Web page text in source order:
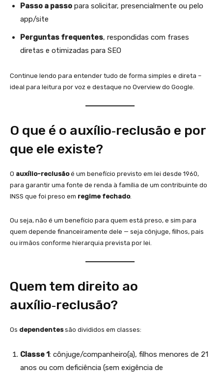
Passo a passo para solicitar, presencialmente ou pelo
app/site
Perguntas frequentes, respondidas com frases
diretas e otimizadas para SEO
Continue lendo para entender tudo de forma simples e direta –
ideal para leitura por voz e destaque no Overview do Google.
O que é o auxílio‑reclusão e por
que ele existe?
O auxílio-reclusãoé um benefício previsto em lei desde 1960,
para garantir uma fonte de renda à família de um contribuinte do
INSS que foi preso em regime fechado.
Ou seja, não é um benefício para quem está preso, e sim para
quem depende financeiramente dele — seja cônjuge, filhos, pais
ou irmãos conforme hierarquia prevista por lei.
Quem tem direito ao
auxílio‑reclusão?
Os dependentessão divididos em classes:
Classe 1: cônjuge/companheiro(a), filhos menores de 21
anos ou com deficiência (sem exigência de